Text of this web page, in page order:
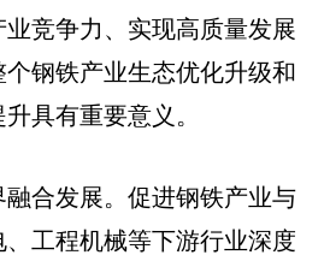
竞争力、实现高质量发展
钢铁产业生态优化升级和
具有重要意义。
合发展。促进钢铁产业与
工程机械等下游行业深度